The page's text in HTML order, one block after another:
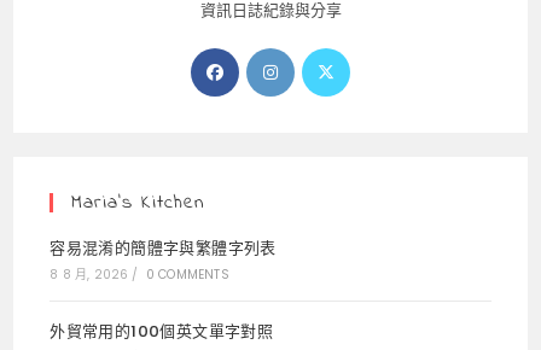
資訊日誌紀錄與分享
Opens
in
Opens
in
Opens
Maria’s Kitchen
容易混淆的簡體字與繁體字列表
8 8 月, 2026 / 0 COMMENTS
外貿常用的100個英文單字對照